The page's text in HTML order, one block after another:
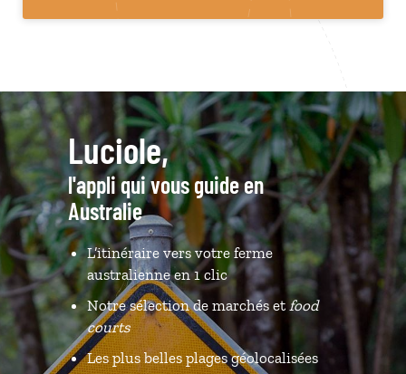
Luciole,
l'appli qui vous guide en
Australie
L’itinéraire vers votre ferme
australienne en 1 clic
Notre sélection de marchés et food
courts
Les plus belles plages géolocalisées